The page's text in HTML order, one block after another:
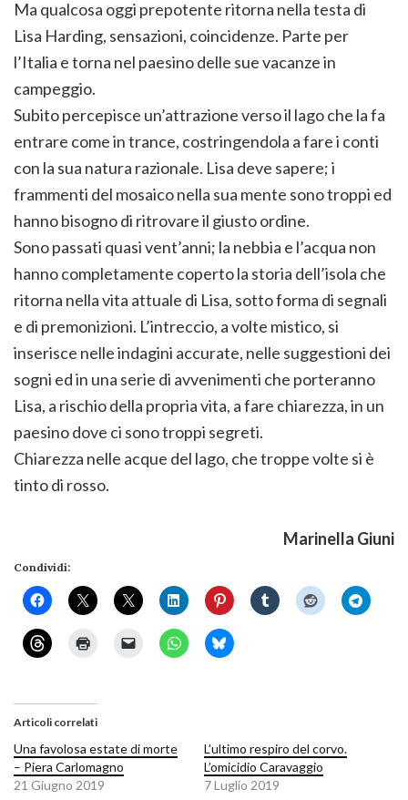
Ma qualcosa oggi prepotente ritorna nella testa di
Lisa Harding, sensazioni, coincidenze. Parte per
l’Italia e torna nel paesino delle sue vacanze in
campeggio.
Subito percepisce un’attrazione verso il lago che la fa
entrare come in trance, costringendola a fare i conti
con la sua natura razionale. Lisa deve sapere; i
frammenti del mosaico nella sua mente sono troppi ed
hanno bisogno di ritrovare il giusto ordine.
Sono passati quasi vent’anni; la nebbia e l’acqua non
hanno completamente coperto la storia dell’isola che
ritorna nella vita attuale di Lisa, sotto forma di segnali
e di premonizioni. L’intreccio, a volte mistico, si
inserisce nelle indagini accurate, nelle suggestioni dei
sogni ed in una serie di avvenimenti che porteranno
Lisa, a rischio della propria vita, a fare chiarezza, in un
paesino dove ci sono troppi segreti.
Chiarezza nelle acque del lago, che troppe volte si è
tinto di rosso.
Marinella Giuni
Condividi:
Articoli correlati
Una favolosa estate di morte
– Piera Carlomagno
21 Giugno 2019
L’ultimo respiro del corvo.
L’omicidio Caravaggio
7 Luglio 2019